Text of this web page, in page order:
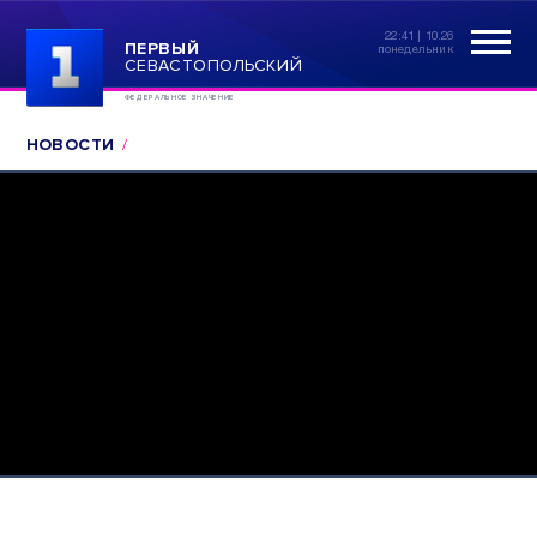
ПЕРВЫЙ
СЕВАСТОПОЛЬСКИЙ
ФЕДЕРАЛЬНОЕ ЗНАЧЕНИЕ
22:41 | 10.26
понедельник
НОВОСТИ